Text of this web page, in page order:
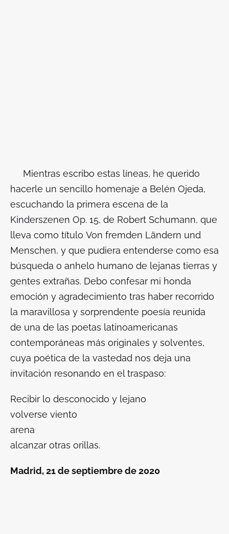
Mientras escribo estas líneas, he querido
hacerle un sencillo homenaje a Belén Ojeda,
escuchando la primera escena de la
Kinderszenen Op. 15, de Robert Schumann, que
lleva como título Von fremden Ländern und
Menschen, y que pudiera entenderse como esa
búsqueda o anhelo humano de lejanas tierras y
gentes extrañas. Debo confesar mi honda
emoción y agradecimiento tras haber recorrido
la maravillosa y sorprendente poesía reunida
de una de las poetas latinoamericanas
contemporáneas más originales y solventes,
cuya poética de la vastedad nos deja una
invitación resonando en el traspaso:
Recibir lo desconocido y lejano
volverse viento
arena
alcanzar otras orillas.
Madrid, 21 de septiembre de 2020